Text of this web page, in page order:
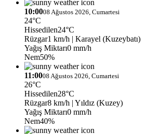
10:0008 Ağustos 2026, Cumartesi
24°C
Hissedilen24°C
Rüzgar1 km/h | Karayel (Kuzeybatı)
Yağış Miktarı0 mm/h
Nem50%
11:0008 Ağustos 2026, Cumartesi
26°C
Hissedilen28°C
Rüzgar8 km/h | Yıldız (Kuzey)
Yağış Miktarı0 mm/h
Nem40%